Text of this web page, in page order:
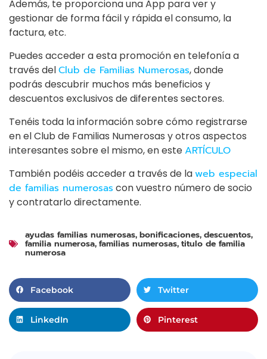
Además, te proporciona una App para ver y
gestionar de forma fácil y rápida el consumo, la
factura, etc.
Puedes acceder a esta promoción en telefonía a
través delClub de Familias Numerosas, donde
podrás descubrir muchos más beneficios y
descuentos exclusivos de diferentes sectores.
Tenéis toda la información sobre cómo registrarse
en el Club de Familias Numerosas y otros aspectos
interesantes sobre el mismo, en esteARTÍCULO
También podéis acceder a través de laweb especial
de familias numerosas con vuestro número de socio
y contratarlo directamente.
ayudas familias numerosas, bonificaciones, descuentos,
familia numerosa, familias numerosas, titulo de familia
numerosa
Facebook Twitter
LinkedIn Pinterest